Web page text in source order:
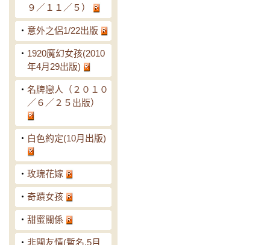
９／１１／５）
‧ 意外之侶1/22出版
‧ 1920魔幻女孩(2010
年4月29出版)
‧ 名牌戀人（２０１０
／６／２５出版）
‧ 白色約定(10月出版)
‧ 玫瑰花嫁
‧ 奇蹟女孩
‧ 甜蜜關係
‧ 非關友情(暫名,5月